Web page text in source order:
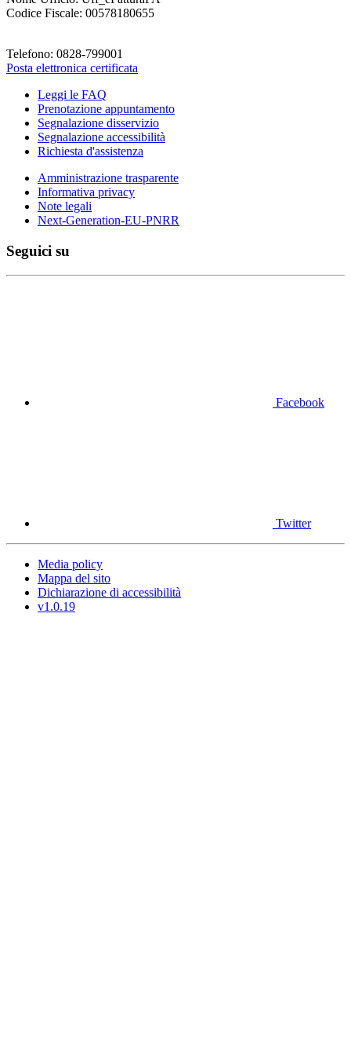
Codice Fiscale: 00578180655
Telefono: 0828-799001
Posta elettronica certificata
Leggi le FAQ
Prenotazione appuntamento
Segnalazione disservizio
Segnalazione accessibilità
Richiesta d'assistenza
Amministrazione trasparente
Informativa privacy
Note legali
Next-Generation-EU-PNRR
Seguici su
Facebook
Twitter
Media policy
Mappa del sito
Dichiarazione di accessibilità
v1.0.19